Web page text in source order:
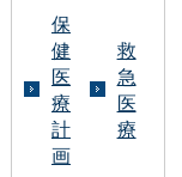
保
健
医
療
計
画
救
急
医
療